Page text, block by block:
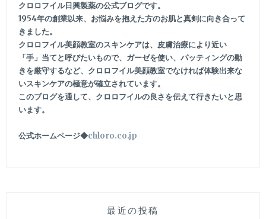
クロロフイル日興製薬の公式ブログです。
1954年の創業以来、お悩みを抱えた方のお肌と真剣に向き合って
きました。
クロロフイル美顔教室のスキンケアは、皮膚治療により近い
「手」当てと呼びたいもので、ガーゼを使い、パッティングの動
きを厳守するなど、クロロフイル美顔教室でなければ体験出来な
いスキンケアの極意が確立されています。
このブログを通して、クロロフイルの良さを伝えて行きたいと思
います。
公式ホームページ◆chloro.co.jp
最近の投稿